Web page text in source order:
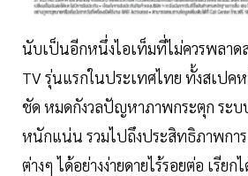
นับเป็นอีกหนึ่งไอเท็มที่ไม่ควรพลาด
TV รุ่นแรกในประเทศไทย ทั้งสเป
ชัด หมดกังวลปัญหาภาพกระตุก ระบ
หนักแน่น รวมไปถึงประสิทธิภาพกา
ต่างๆ ได้อย่างง่ายดายไร้รอยต่อ เรียก